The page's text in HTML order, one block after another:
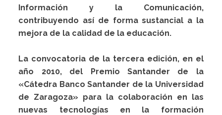
Información y la Comunicación,
contribuyendo así de forma sustancial a la
mejora de la calidad de la educación.
La convocatoria de la tercera edición, en el
año 2010, del Premio Santander de la
«Cátedra Banco Santander de la Universidad
de Zaragoza» para la colaboración en las
nuevas tecnologías en la formación